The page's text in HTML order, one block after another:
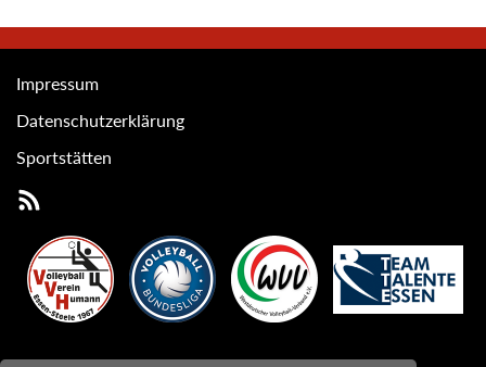
Impressum
Datenschutzerklärung
Sportstätten